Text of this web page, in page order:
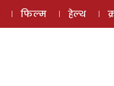
ई-मैगज़ीन
फिल्म हेल्थ